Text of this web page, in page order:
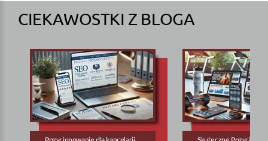
CIEKAWOSTKI Z BLOGA
Pozycjonowanie dla kancelarii
Skuteczne